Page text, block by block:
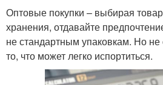
Оптовые покупки – выбирая
хранения, отдавайте
не стандартным упаковкам. Но не
то, что может легко испортиться.